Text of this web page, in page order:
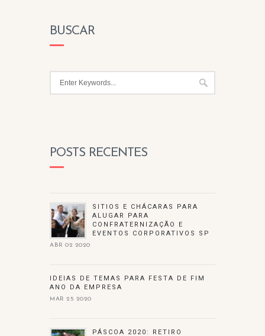
BUSCAR
POSTS RECENTES
SITIOS E CHÁCARAS PARA
ALUGAR PARA
CONFRATERNIZAÇÃO E
EVENTOS CORPORATIVOS SP
ABR 02 2020
IDEIAS DE TEMAS PARA FESTA DE FIM
ANO DA EMPRESA
MAR 25 2020
PÁSCOA 2020: RETIRO